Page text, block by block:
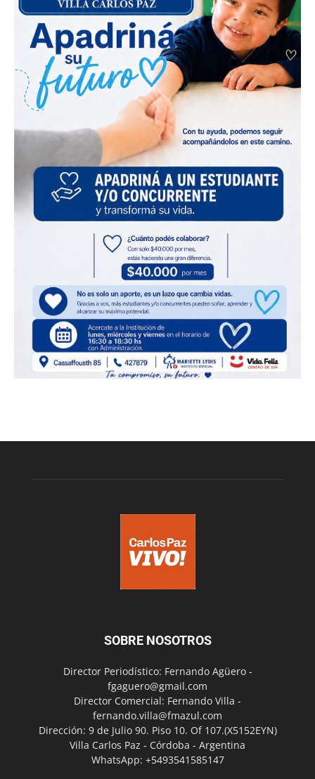
SOBRE NOSOTROS
Director Periodístico: Fernando Agüero -
fgaguero@gmail.com
Director Comercial: Fernando Villa -
fernando.villa@fmazul.com
Dirección: 9 de Julio 90. Piso 10. Of 107.(X5152EYN)
Villa Carlos Paz - Córdoba - Argentina
WhatsApp: +5493541585147